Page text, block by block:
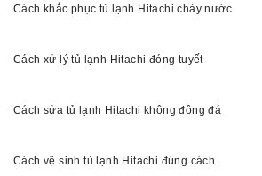
Cách khắc phục tủ lạnh Hitachi chảy nước
Cách xử lý tủ lạnh Hitachi đóng tuyết
Cách sửa tủ lạnh Hitachi không đông đá
Cách vệ sinh tủ lạnh Hitachi đúng cách